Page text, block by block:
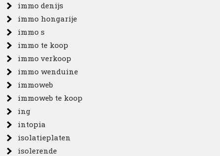
immo denijs
immo hongarije
immo s
immo te koop
immo verkoop
immo wenduine
immoweb
immoweb te koop
ing
intopia
isolatieplaten
isolerende